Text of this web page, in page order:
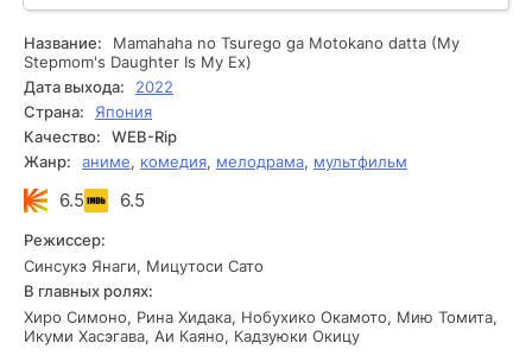
их родители собираются сделать из них сводных брата и
сестру, ведь сами родители уже создают крепкую
семейную связь. И что теперь делать? Нужно ли вновь
терпеть друг друга?
Название:
Mamahaha no Tsurego ga Motokano datta (My
Stepmom's Daughter Is My Ex)
Дата выхода:
2022
Страна:
Япония
Качество:
WEB-Rip
Жанр:
аниме, комедия, мелодрама, мультфильм
6.5 6.5
Режиссер:
Синсукэ Янаги, Мицутоси Сато
В главных ролях:
Хиро Симоно, Рина Хидака, Нобухико Окамото, Мию Томита,
Икуми Хасэгава, Аи Каяно, Кадзуюки Окицу